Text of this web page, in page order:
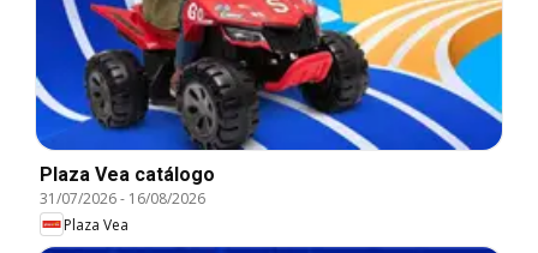
Plaza Vea catálogo
31/07/2026- 16/08/2026
Plaza Vea